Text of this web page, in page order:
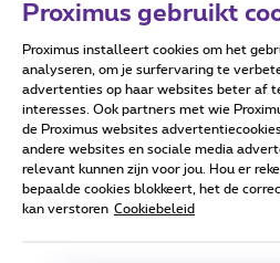
Forumvoorwaarden
Alle rechten voorbehouden. ©
Algemene voorwaarden,
Proximus gebruikt
Proximus installeert cookies om het
analyseren, om je surfervaring te
advertenties op haar websites beter af
interesses. Ook partners met wie
de Proximus websites
andere websites en sociale media
relevant kunnen zijn voor jou. Hou er
bepaalde cookies blokkeert, het de
kan verstoren Cookiebeleid